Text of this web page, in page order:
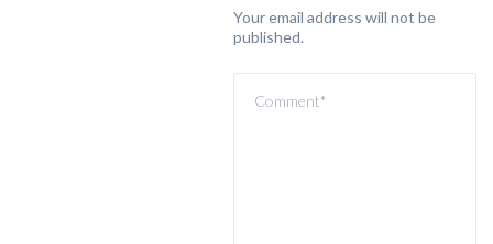
Your email address will not be
published.